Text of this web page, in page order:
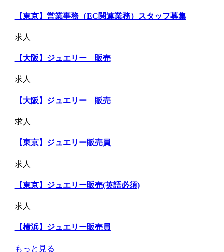
【東京】営業事務（EC関連業務）スタッフ募集
求人
【大阪】ジュエリー 販売
求人
【大阪】ジュエリー 販売
求人
【東京】ジュエリー販売員
求人
【東京】ジュエリー販売(英語必須)
求人
【横浜】ジュエリー販売員
もっと見る